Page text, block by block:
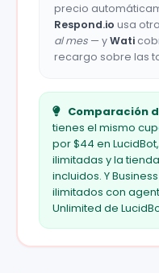
precio
Respond.io usa
al mes— yWati
recargo sobre las
Comparación
tienes el mismo
por $44 en
ilimitadas y la
incluidos. Y
ilimitados con
Unlimited de